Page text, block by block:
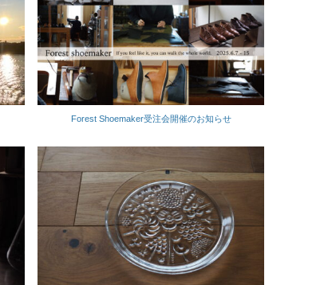
Forest Shoemaker受注会開催のお知らせ